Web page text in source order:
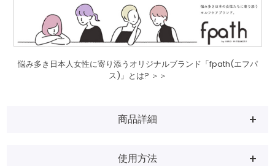
悩み多き日本人女性に寄り添うオリジナルブランド「fpath(エフパ
ス)」とは? ＞＞
商品詳細
使用方法